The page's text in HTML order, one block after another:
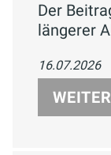
Der
längerer
und wie
reduziert.
16.07.2026